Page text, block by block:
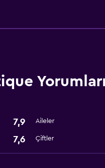
Oda servisi
Kablo veya Uydu TV
Depo
7,9 Aileler
7,6 Çiftler